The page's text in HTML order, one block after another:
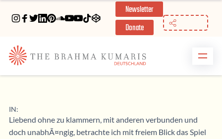
Newsletter
Donate
IN:
Liebend ohne zu klammern, mit anderen verbunden und
doch unabhÃ¤ngig, betrachte ich mit freiem Blick das Spiel